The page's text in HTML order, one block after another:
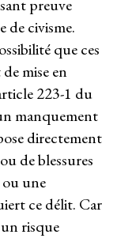
preuve
de civisme.
que ces
mise en
223-1 du
manquement
directement
de blessures
une
ce délit. Car
risque